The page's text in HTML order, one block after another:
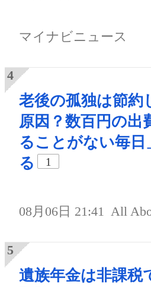
マイナビニュース
老後の孤独は節約
原因？数百円の出
ることがない毎日
る
1
08月06日 21:41 All
遺族年金は非課税